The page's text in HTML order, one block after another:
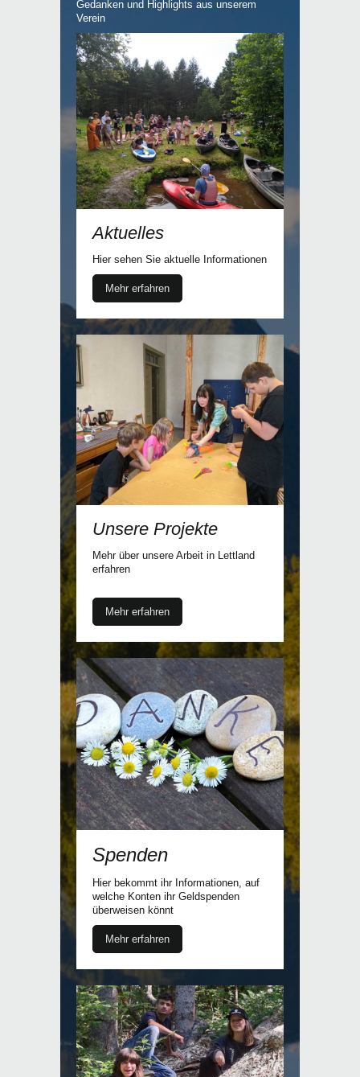
Gedanken und Highlights aus unserem
Verein
Aktuelles
Hier sehen Sie aktuelle Informationen
Mehr erfahren
Unsere Projekte
Mehr über unsere Arbeit in Lettland
erfahren
Mehr erfahren
Spenden
Hier bekommt ihr Informationen, auf
welche Konten ihr Geldspenden
überweisen könnt
Mehr erfahren